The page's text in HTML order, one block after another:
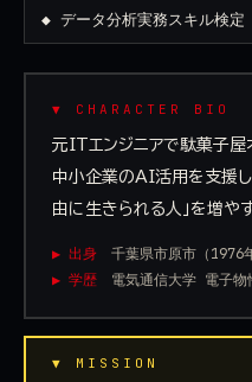
◆ データ分析実務スキル検定
▼ CHARACTER BIO
元ITエンジニアで駄菓子屋
中小企業のAI活用を支援し
由に生きられる人」を増や
▶ 出身
千葉県市原市（1976
▶ 学歴
電気通信大学 電子物
▼ MISSION